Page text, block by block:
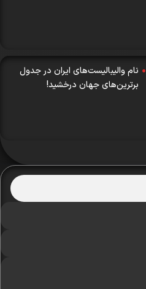
نام والیبالیست‌های ایران در جدول
برترین‌های جهان درخشید!